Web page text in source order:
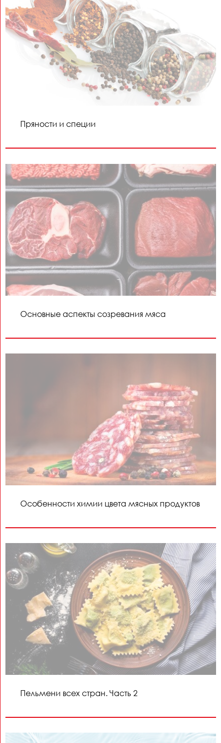
Пряности и специи
Основные аспекты созревания мяса
Особенности химии цвета мясных продуктов
Пельмени всех стран. Часть 2